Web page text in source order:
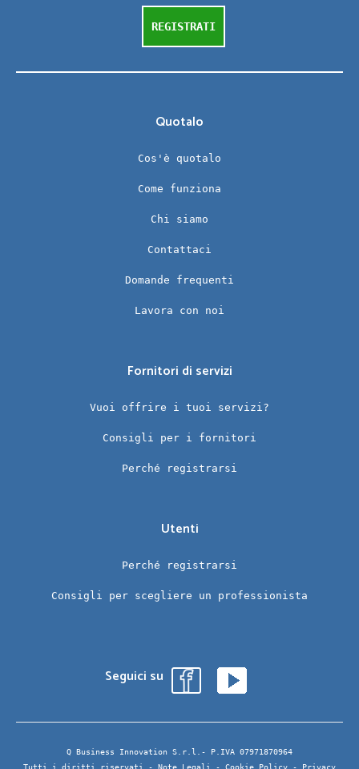
REGISTRATI
Quotalo
Cos'è quotalo
Come funziona
Chi siamo
Contattaci
Domande frequenti
Lavora con noi
Fornitori di servizi
Vuoi offrire i tuoi servizi?
Consigli per i fornitori
Perché registrarsi
Utenti
Perché registrarsi
Consigli per scegliere un professionista
Seguici su
Q Business Innovation S.r.l.- P.IVA 07971870964